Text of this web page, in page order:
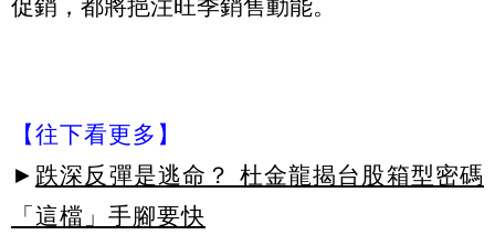
促銷，都將挹注旺季銷售動能。
【往下看更多】
► 跌深反彈是逃命？ 杜金龍揭台股箱型密碼
「這檔」手腳要快